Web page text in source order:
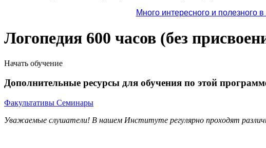
Много интересного и полезного
Логопедия 600 часов (без
Начать обучение
Дополнительные ресурсы для обучения по этой
Факультативы Семинары
Уважаемые слушатели! В нашем Институте регулярно проходят